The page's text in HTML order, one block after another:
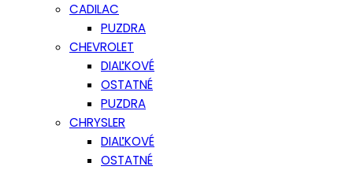
CADILAC
PUZDRA
CHEVROLET
DIAĽKOVÉ
OSTATNÉ
PUZDRA
CHRYSLER
DIAĽKOVÉ
OSTATNÉ